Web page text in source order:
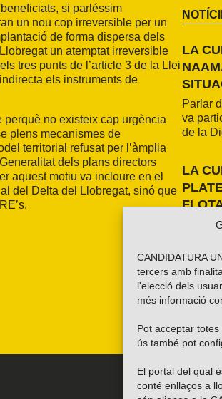
CANDIDATURA
tercers amb
l'elecció dels
més informació
Pot acceptar
ús també pot
El portal del qual
conté enllaços a
si parléssim
un nou cop irreversible per un
de forma dispersa dels
un atemptat irreversible
tres punts de l’article 3 de la Llei
els instruments de
perquè no existeix cap urgència
plens mecanismes de
territorial refusat per l’àmplia
dels plans directors
aquest motiu va incloure en el
del Delta del Llobregat, sinó que
LA
Parlar
va
de la
LA
al
pròpia
de
país.